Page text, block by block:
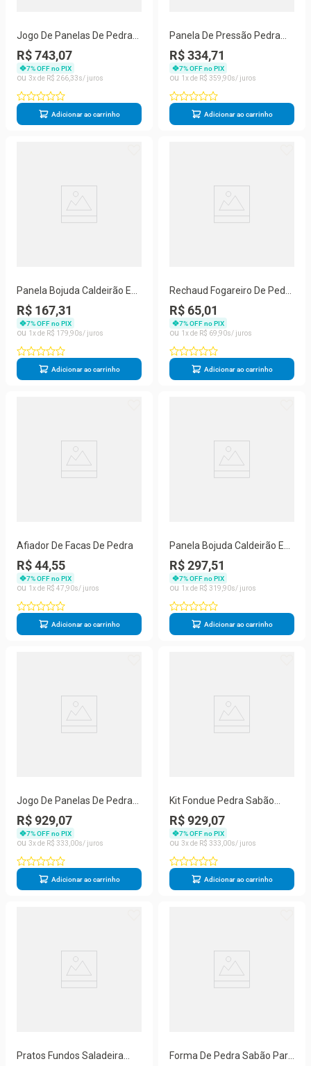
Jogo De Panelas De Pedra
Sabão 1, 2, 3 E 4 Litros
Melhor Acabamento
R$ 743,07
7% OFF no PIX
3
R$ 26633
Adicionar ao carrinho
Panela De Pressão Pedra
Sabão 4 Lts - São José
R$ 334,71
7% OFF no PIX
1
R$ 359 90
Adicionar ao carrinho
Panela Bojuda Caldeirão Em
Pedra Sabão Tampa Vidro
1,5 Ltrs - São José
R$ 167,31
7% OFF no PIX
1
R$ 179 90
Adicionar ao carrinho
Rechaud Fogareiro De Pedra
Sabão G 22 Cm
R$ 65,01
7% OFF no PIX
1
R$ 69 90
Adicionar ao carrinho
Afiador De Facas De Pedra
R$ 44,55
7% OFF no PIX
1
R$ 47 90
Adicionar ao carrinho
Panela Bojuda Caldeirão Em
Pedra Sabão Tampa Vidro
3,6 Ltrs - São José
R$ 297,51
7% OFF no PIX
1
R$ 319 90
Adicionar ao carrinho
Jogo De Panelas De Pedra
Sabão 6 Peças Com Panela
De Pressão
R$ 929,07
7% OFF no PIX
3
R$ 333 00
Adicionar ao carrinho
Kit Fondue Pedra Sabão
Completo Com
Churrasqueira Oval - 22
Peças
R$ 929,07
7% OFF no PIX
3
R$ 333 00
Adicionar ao carrinho
Pratos Fundos Saladeira
Forma De Pedra Sabão Para